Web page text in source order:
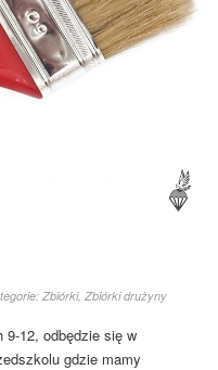
Zbiórki,Zbiórki drużyny
9-12, odbędzie się w
gdzie mamy